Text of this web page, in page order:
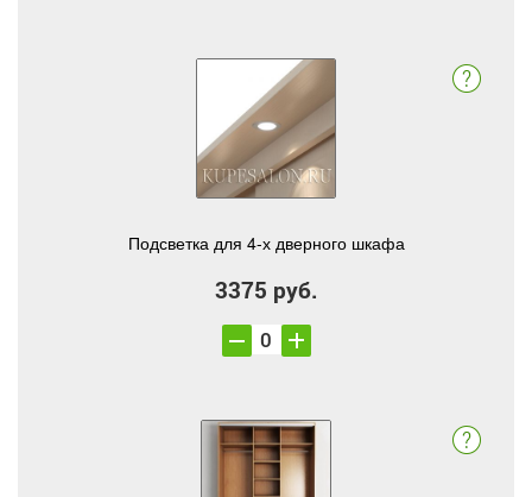
Подсветка для 4-х дверного шкафа
3375 руб.